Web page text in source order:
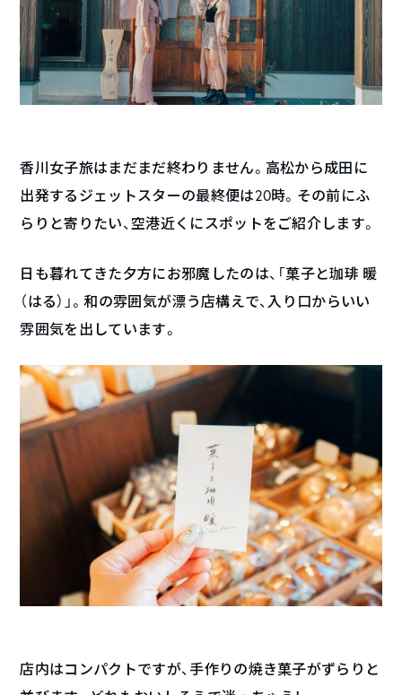
香川女子旅はまだまだ終わりません。高松から成田に
出発するジェットスターの最終便は20時。その前にふ
らりと寄りたい、空港近くにスポットをご紹介します。
日も暮れてきた夕方にお邪魔したのは、「菓子と珈琲 暖
（はる）」。和の雰囲気が漂う店構えで、入り口からいい
雰囲気を出しています。
店内はコンパクトですが、手作りの焼き菓子がずらりと